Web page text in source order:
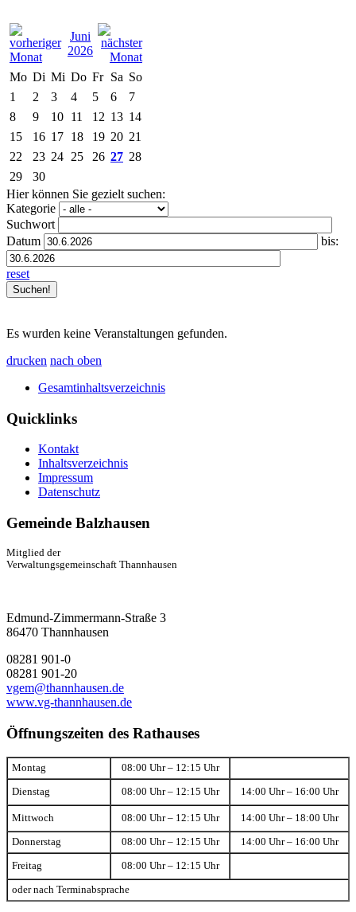
Juni
2026
Mo Di Mi Do Fr Sa So
1
2 3 4 5 6
7
8
9 10 11 12 13 14
15
16 17 18 19 20 21
22
23 24 25 26 27 28
29
30
Hier können Sie gezielt suchen:
Kategorie
Suchwort
Datum
bis:
reset
Es wurden keine Veranstaltungen gefunden.
drucken nach oben
Gesamtinhaltsverzeichnis
Quicklinks
Kontakt
Inhaltsverzeichnis
Impressum
Datenschutz
Gemeinde Balzhausen
Mitglied der
Verwaltungsgemeinschaft Thannhausen
Edmund-Zimmermann-Straße 3
86470 Thannhausen
08281 901-0
08281 901-20
vgem@thannhausen.de
www.vg-thannhausen.de
Öffnungszeiten des Rathauses
Montag 08:00 Uhr – 12:15 Uhr
Dienstag 08:00 Uhr – 12:15 Uhr 14:00 Uhr – 16:00 Uhr
Mittwoch 08:00 Uhr – 12:15 Uhr 14:00 Uhr – 18:00 Uhr
Donnerstag 08:00 Uhr – 12:15 Uhr 14:00 Uhr – 16:00 Uhr
Freitag 08:00 Uhr – 12:15 Uhr
oder nach Terminabsprache